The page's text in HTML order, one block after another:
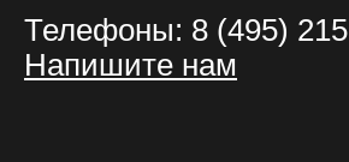
Телефоны: 8 (495)
Напишите нам